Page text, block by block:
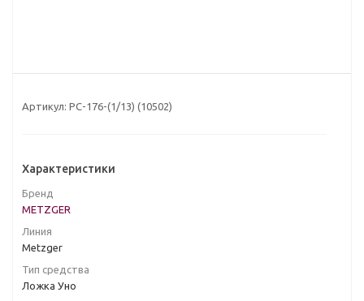
Артикул: PС-176-(1/13) (10502)
Характеристики
Бренд
METZGER
Линия
Metzger
Тип средства
Ложка Уно